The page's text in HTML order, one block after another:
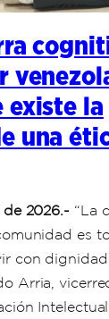
existe la
una
de 2026.- “La
es
con
Arria,